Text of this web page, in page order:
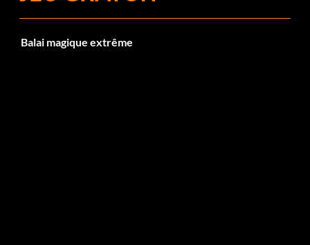
Balai magique extrême